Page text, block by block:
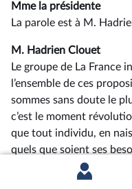
Mme la présidente
La parole est à M.
M. Hadrien Clouet
Le groupe de La France
l’ensemble de ces
sommes sans doute le
c’est le moment
que tout individu, en
quels que soient ses
plusieurs bancs du
République, qui, dès